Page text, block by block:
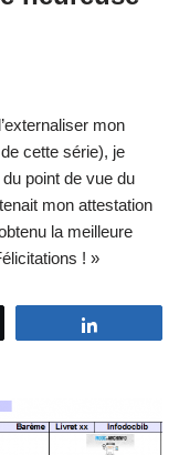
mon
cette série), je
point de vue du
mon attestation
la meilleure
! »